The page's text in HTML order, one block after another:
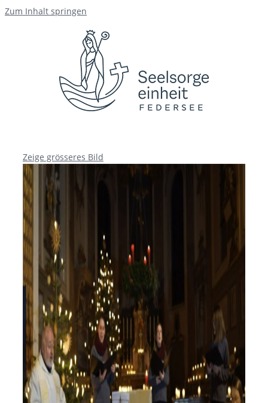
Zum Inhalt springen
Zeige grösseres Bild